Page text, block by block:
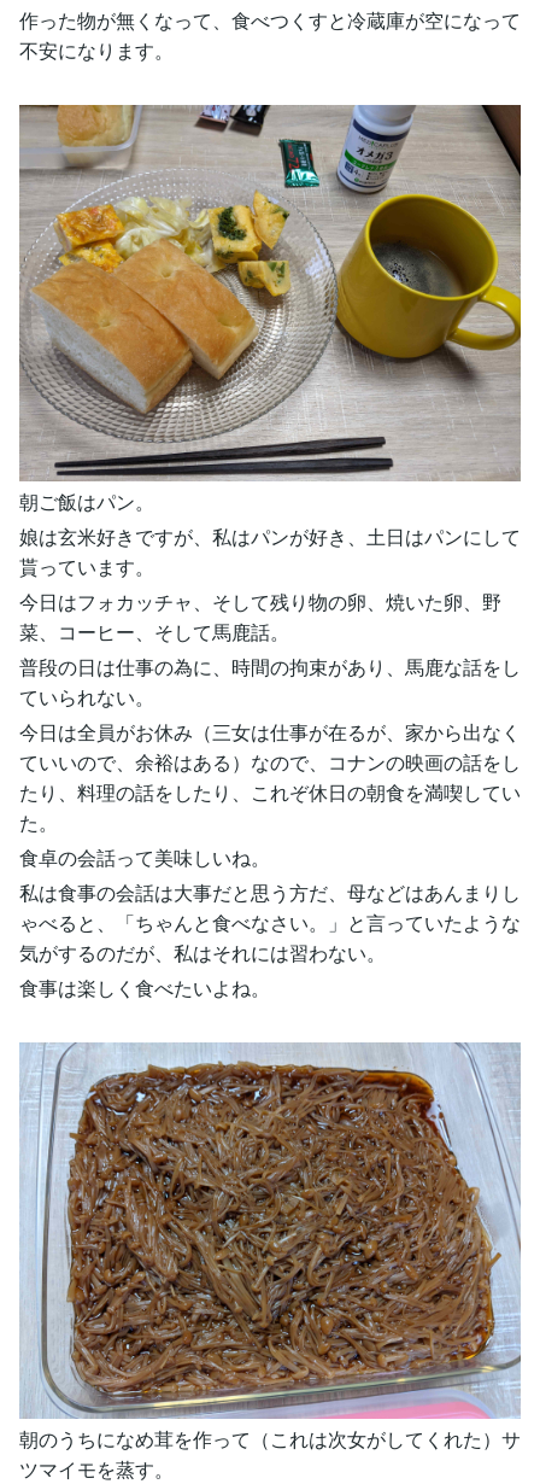
作った物が無くなって、食べつくすと冷蔵庫が空になって
不安になります。
朝ご飯はパン。
娘は玄米好きですが、私はパンが好き、土日はパンにして
貰っています。
今日はフォカッチャ、そして残り物の卵、焼いた卵、野
菜、コーヒー、そして馬鹿話。
普段の日は仕事の為に、時間の拘束があり、馬鹿な話をし
ていられない。
今日は全員がお休み（三女は仕事が在るが、家から出なく
ていいので、余裕はある）なので、コナンの映画の話をし
たり、料理の話をしたり、これぞ休日の朝食を満喫してい
た。
食卓の会話って美味しいね。
私は食事の会話は大事だと思う方だ、母などはあんまりし
ゃべると、「ちゃんと食べなさい。」と言っていたような
気がするのだが、私はそれには習わない。
食事は楽しく食べたいよね。
朝のうちになめ茸を作って（これは次女がしてくれた）サ
ツマイモを蒸す。